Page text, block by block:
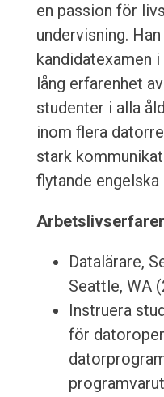
en passion för
undervisning. Han
kandidatexamen
lång erfarenhet
studenter i alla
inom flera
stark
flytande engelska
Datalärare,
Seattle, WA
Instruera
för